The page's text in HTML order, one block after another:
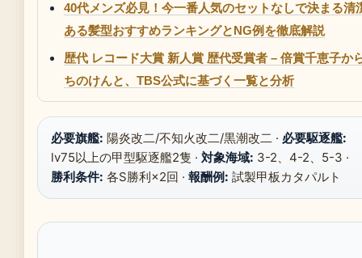
40代メンズ必見！今一番人気のセットなしで決まる清
ある髪型おすすめランキングとNG例を徹底解説
歴代 レコード大賞 新人賞 歴代受賞者 – 倍賞千恵子か
ちのけんと、TBS公式に基づく一覧と分析
必要旗艦: 陽炎改二/不知火改二/黒潮改二 · 必要駆逐艦:
lv75以上の甲型駆逐艦2隻 · 対象海域: 3-2、4-2、5-3 ·
勝利条件: 各S勝利×2回 · 報酬例: 試製甲板カタパルト